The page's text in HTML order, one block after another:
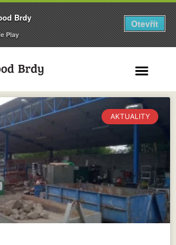
AKTUALITY
Brdy
Play
Otevřít